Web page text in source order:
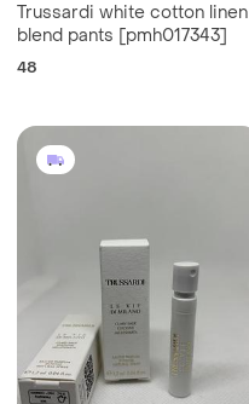
Trussardi white cotton linen
blend pants [pmh017343]
48